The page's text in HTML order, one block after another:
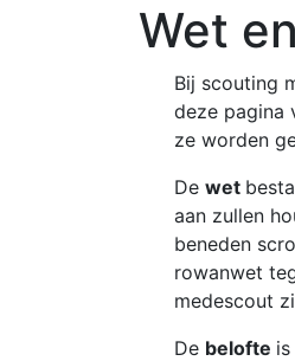
Wet
Bij scouting
deze pagina
ze worden
De wet
aan zullen
beneden
rowanwet
medescout
De belofte